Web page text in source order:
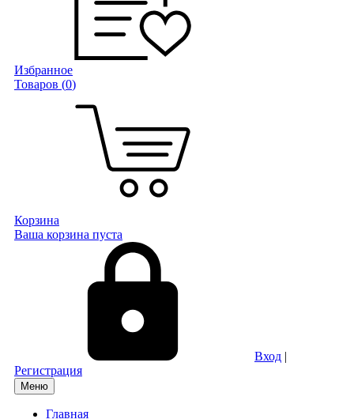
Избранное
Товаров (0)
Корзина
Ваша корзина пуста
Вход |
Регистрация
Меню
Главная